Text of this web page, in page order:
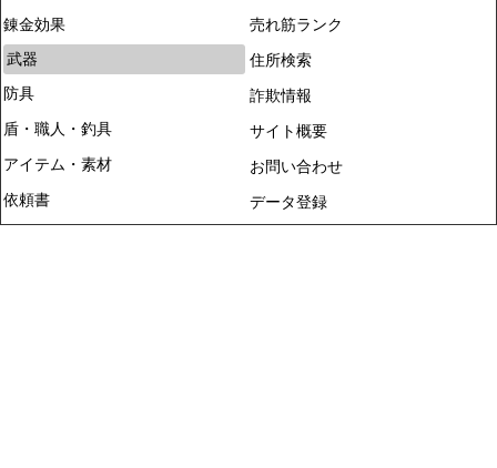
錬金効果
武器
防具
盾・職人・釣具
アイテム・素材
依頼書
売れ筋ランク
住所検索
詐欺情報
サイト概要
お問い合わせ
データ登録